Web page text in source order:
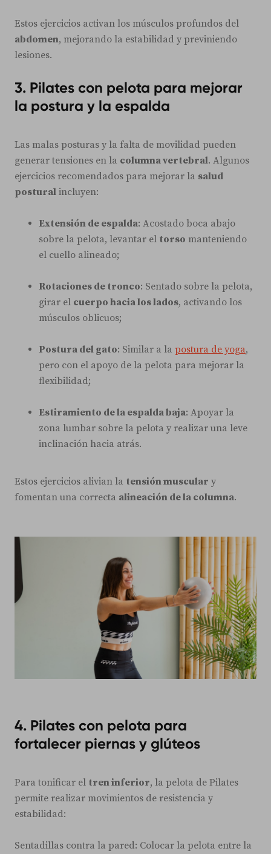
Estos ejercicios activan los músculos profundos del
abdomen, mejorando la estabilidad y previniendo
lesiones.
3. Pilates con pelota para mejorar
la postura y la espalda
Las malas posturas y la falta de movilidad pueden
generar tensiones en la columna vertebral. Algunos
ejercicios recomendados para mejorar la salud
postural incluyen:
Extensión de espalda: Acostado boca abajo
sobre la pelota, levantar el torso manteniendo
el cuello alineado;
Rotaciones de tronco: Sentado sobre la pelota,
girar el cuerpo hacia los lados, activando los
músculos oblicuos;
Postura del gato: Similar a la postura de yoga,
pero con el apoyo de la pelota para mejorar la
flexibilidad;
Estiramiento de la espalda baja: Apoyar la
zona lumbar sobre la pelota y realizar una leve
inclinación hacia atrás.
Estos ejercicios alivian la tensión muscular y
fomentan una correcta alineación de la columna.
4. Pilates con pelota para
fortalecer piernas y glúteos
Para tonificar el tren inferior, la pelota de Pilates
permite realizar movimientos de resistencia y
estabilidad:
Sentadillas contra la pared: Colocar la pelota entre la